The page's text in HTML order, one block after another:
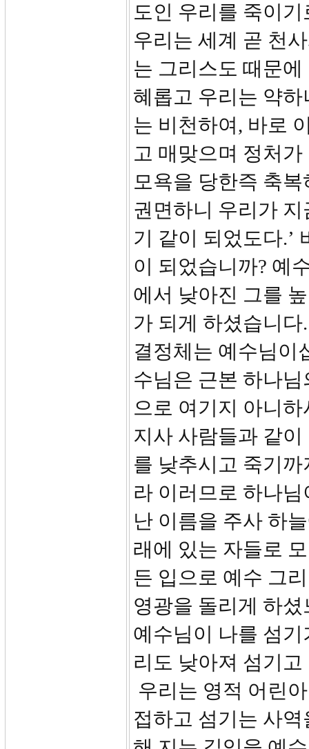
도인 우리를 죽이
우리는 세계 곧 천
는 그리스도 때문
혜롭고 우리는 약
는 비천하여, 바로
고 매맞으며 정처
모욕을 당한즉 축
권면하니 우리가
기 같이 되었도다.’
이 되었습니까? 예
에서 낮아진 그를
가 되게 하셨습니
결정체는 예수님이
수님은 근본 하나
으로 여기지 아니
지사 사람들과 같
를 낮추시고 죽기
라 이러므로 하나
난 이름을 주사 하
래에 있는 자들로
든 입으로 예수 그
영광을 돌리게 하셨
예수님이 나를 섬
리도 낮아져 섬기
우리는 영적 어린
접하고 섬기는 사